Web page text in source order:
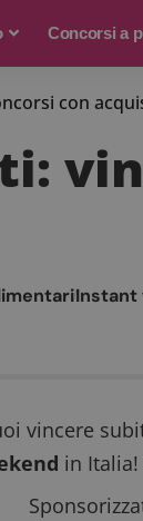
Concorsi a
con
Instant
vincere
in